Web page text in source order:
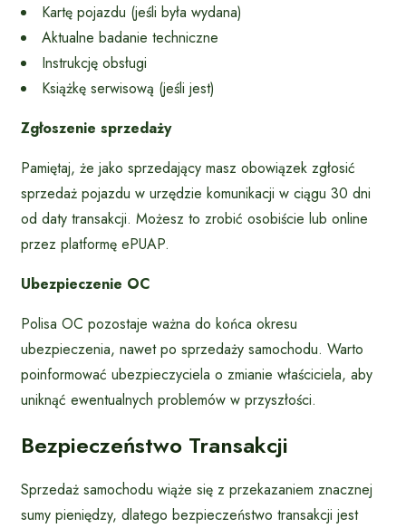
Kartę pojazdu (jeśli była wydana)
Aktualne badanie techniczne
Instrukcję obsługi
Książkę serwisową (jeśli jest)
Zgłoszenie sprzedaży
Pamiętaj, że jako sprzedający masz obowiązek zgłosić
sprzedaż pojazdu w urzędzie komunikacji w ciągu 30 dni
od daty transakcji. Możesz to zrobić osobiście lub online
przez platformę ePUAP.
Ubezpieczenie OC
Polisa OC pozostaje ważna do końca okresu
ubezpieczenia, nawet po sprzedaży samochodu. Warto
poinformować ubezpieczyciela o zmianie właściciela, aby
uniknąć ewentualnych problemów w przyszłości.
Bezpieczeństwo Transakcji
Sprzedaż samochodu wiąże się z przekazaniem znacznej
sumy pieniędzy, dlatego bezpieczeństwo transakcji jest